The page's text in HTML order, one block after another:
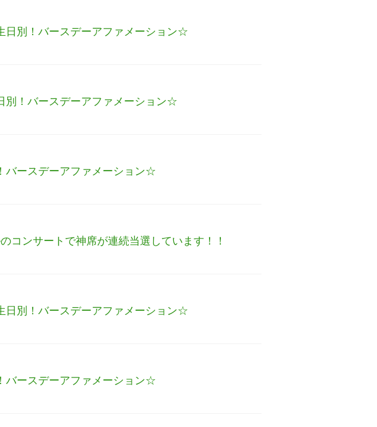
日別！バースデーアファメーション☆
別！バースデーアファメーション☆
バースデーアファメーション☆
コンサートで神席が連続当選しています！！
日別！バースデーアファメーション☆
バースデーアファメーション☆